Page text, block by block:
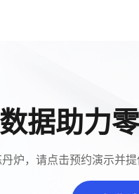
据助力
炉，请点击预约演示并